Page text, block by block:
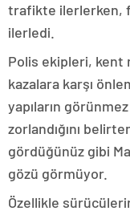
trafikte ilerlerken,
ilerledi.
Polis ekipleri, kent
kazalara karşı
yapıların
zorlandığını
gördüğünüz gibi
gözü görmüyor.
Özellikle